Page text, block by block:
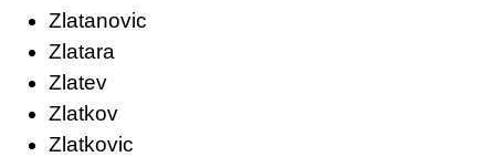
Zlatanovic
Zlatara
Zlatev
Zlatkov
Zlatkovic